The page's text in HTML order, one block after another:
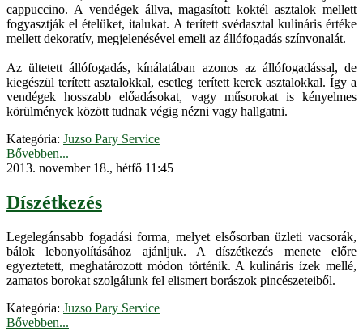
cappuccino. A vendégek állva, magasított koktél asztalok mellett
fogyasztják el ételüket, italukat. A terített svédasztal kulináris értéke
mellett dekoratív, megjelenésével emeli az állófogadás színvonalát.
Az ültetett állófogadás, kínálatában azonos az állófogadással, de
kiegészül terített asztalokkal, esetleg terített kerek asztalokkal. Így a
vendégek hosszabb előadásokat, vagy műsorokat is kényelmes
körülmények között tudnak végig nézni vagy hallgatni.
Kategória: Juzso Pary Service
Bővebben...
2013. november 18., hétfő 11:45
Díszétkezés
Legelegánsabb fogadási forma, melyet elsősorban üzleti vacsorák,
bálok lebonyolításához ajánljuk. A díszétkezés menete előre
egyeztetett, meghatározott módon történik. A kulináris ízek mellé,
zamatos borokat szolgálunk fel elismert borászok pincészeteiből.
Kategória: Juzso Pary Service
Bővebben...